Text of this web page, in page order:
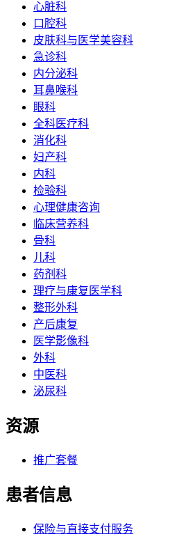
心脏科
口腔科
皮肤科与医学美容科
急诊科
内分泌科
耳鼻喉科
眼科
全科医疗科
消化科
妇产科
内科
检验科
心理健康咨询
临床营养科
骨科
儿科
药剂科
理疗与康复医学科
整形外科
产后康复
医学影像科
外科
中医科
泌尿科
资源
推广套餐
患者信息
保险与直接支付服务